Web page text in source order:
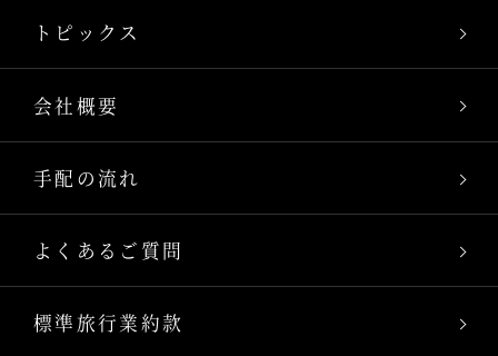
トピックス
会社概要
手配の流れ
よくあるご質問
標準旅行業約款